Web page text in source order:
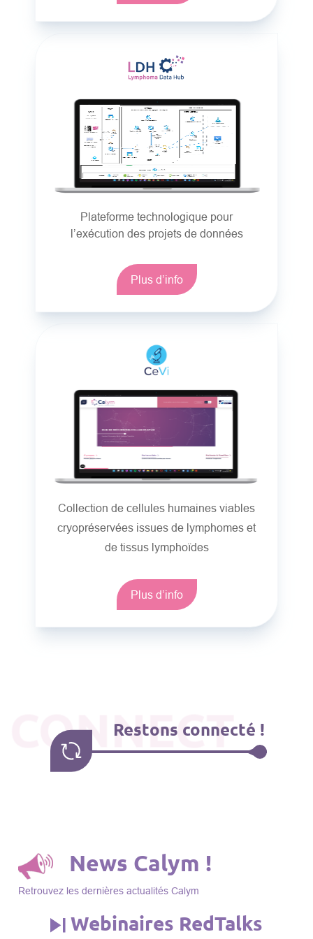
Plateforme technologique pour
l’exécution des projets de données
Plus d’info
Collection de cellules humaines viables
cryopréservées issues de lymphomes et
de tissus lymphoïdes
Plus d’info
CONNECT
Restons connecté !
News Calym !
Retrouvez les dernières actualités Calym
Webinaires RedTalks